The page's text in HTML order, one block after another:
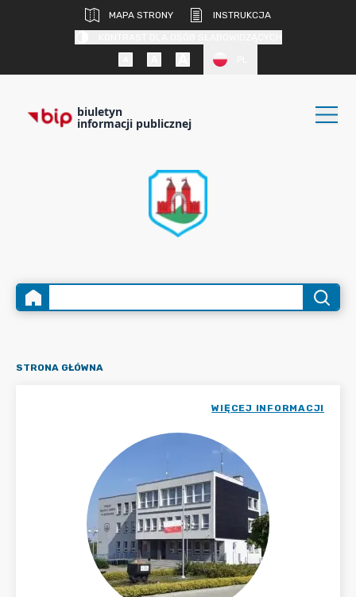
MAPA STRONY
INSTRUKCJA
biuletyn
informacji publicznej
STRONA GŁÓWNA
WIĘCEJ INFORMACJI